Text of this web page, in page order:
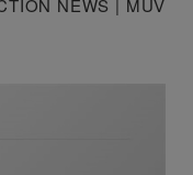
NEWS | MUV